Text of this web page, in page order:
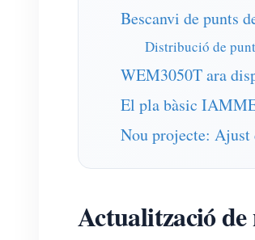
Bescanvi de punts
Distribució de
WEM3050T ara
El pla bàsic
Nou projecte: Ajust
Actualització